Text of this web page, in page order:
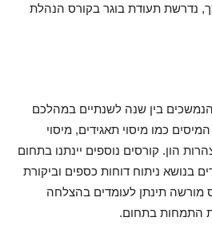
נדרשת תעודת בוגר בקורס הנהלת
הנמשכים בין שנה לשנתיים במהלכם
כמו מיסוי תאגידים, מיסוי
הון. קורסים נוספים יינתנו בתחום
בנושא ניתוח דוחות כספים וביקורת
מורשה תינתן לעומדים בהצלחה
התמחות בתחום.